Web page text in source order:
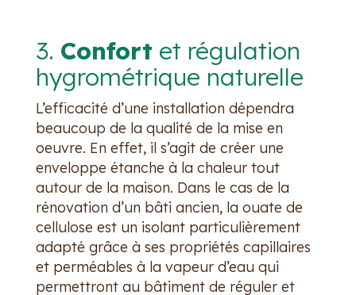
3. Confort et régulation
hygrométrique naturelle
L’efficacité d’une installation dépendra
beaucoup de la qualité de la mise en
oeuvre. En effet, il s’agit de créer une
enveloppe étanche à la chaleur tout
autour de la maison. Dans le cas de la
rénovation d’un bâti ancien, la ouate de
cellulose est un isolant particulièrement
adapté grâce à ses propriétés capillaires
et perméables à la vapeur d’eau qui
permettront au bâtiment de réguler et